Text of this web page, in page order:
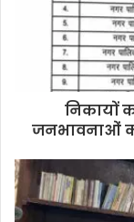
निकायों
जनभावनाओं